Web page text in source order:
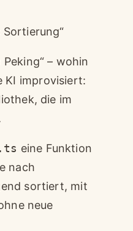
Sortierung“
– wohin
KI improvisiert:
die im
eine Funktion
nach
sortiert, mit
neue